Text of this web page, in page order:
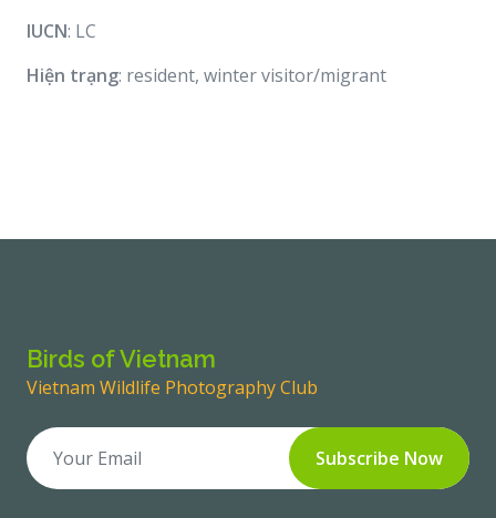
IUCN: LC
Hiện trạng: resident, winter visitor/migrant
Birds of Vietnam
Vietnam Wildlife Photography Club
Subscribe Now